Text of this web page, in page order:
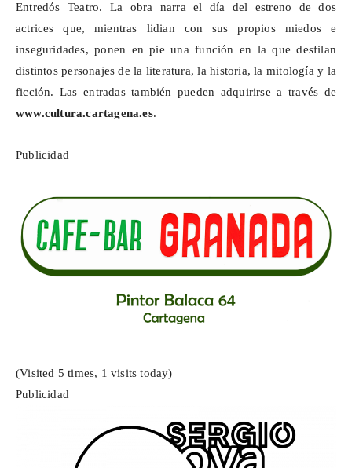
Entredós Teatro. La obra narra el día del estreno de dos
actrices que, mientras lidian con sus propios miedos e
inseguridades, ponen en pie una función en la que desfilan
distintos personajes de la literatura, la historia, la mitología y la
ficción. Las entradas también pueden adquirirse a través de
www.cultura.cartagena.es.
Publicidad
(Visited 5 times, 1 visits today)
Publicidad